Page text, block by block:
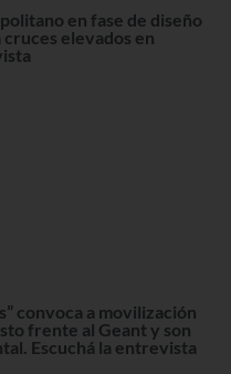
en fase de diseño
elevados en
convoca a movilización
frente al Geant y son
Escuchá la entrevista